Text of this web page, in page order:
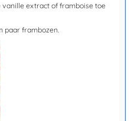
extract of framboise toe
paar frambozen.